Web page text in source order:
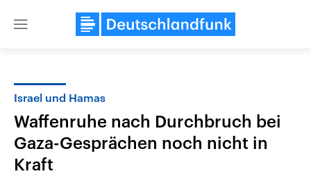
Close
Israel und Hamas
Waffenruhe nach Durchbruch bei
Gaza-Gesprächen noch nicht in
Kraft